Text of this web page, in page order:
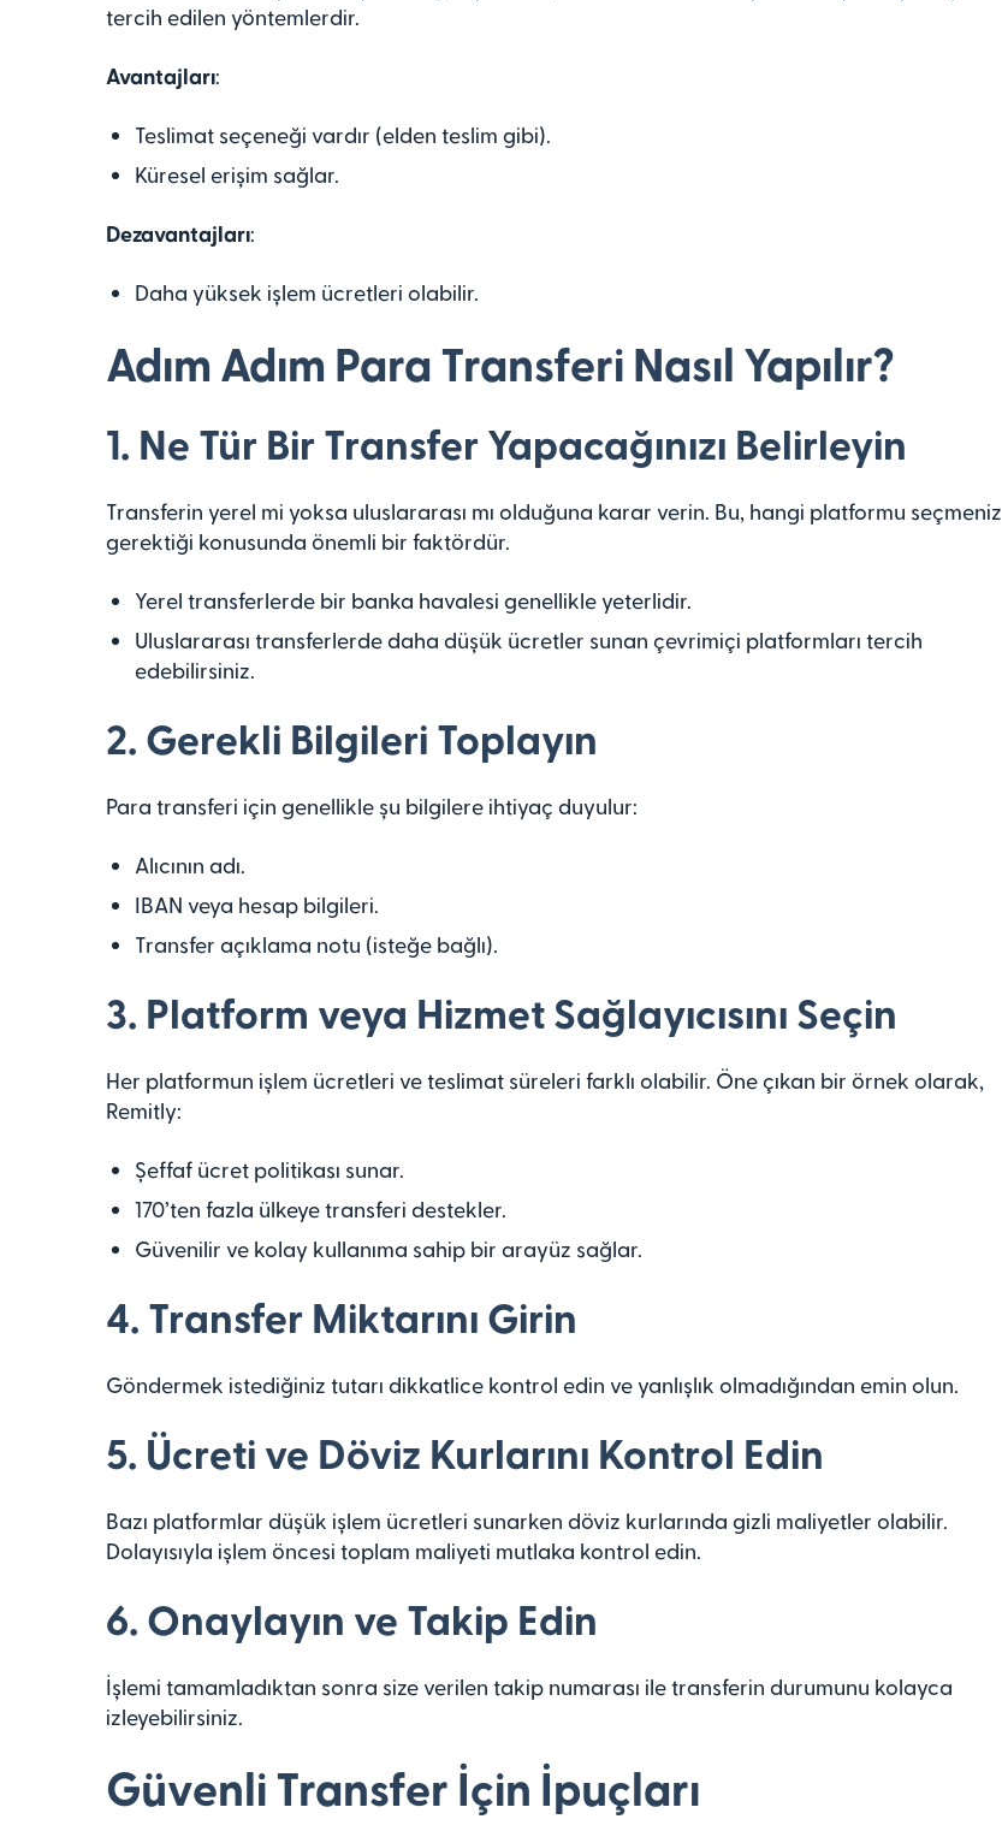
tercih edilen yöntemlerdir.
Avantajları:
Teslimat seçeneği vardır (elden teslim gibi).
Küresel erişim sağlar.
Dezavantajları:
Daha yüksek işlem ücretleri olabilir.
Adım Adım Para Transferi Nasıl Yapılır?
1. Ne Tür Bir Transfer Yapacağınızı Belirleyin
Transferin yerel mi yoksa uluslararası mı olduğuna karar verin. Bu, hangi platformu seçmeniz
gerektiği konusunda önemli bir faktördür.
Yerel transferlerde bir banka havalesi genellikle yeterlidir.
Uluslararası transferlerde daha düşük ücretler sunan çevrimiçi platformları tercih
edebilirsiniz.
2. Gerekli Bilgileri Toplayın
Para transferi için genellikle şu bilgilere ihtiyaç duyulur:
Alıcının adı.
IBAN veya hesap bilgileri.
Transfer açıklama notu (isteğe bağlı).
3. Platform veya Hizmet Sağlayıcısını Seçin
Her platformun işlem ücretleri ve teslimat süreleri farklı olabilir. Öne çıkan bir örnek olarak,
Remitly:
Şeffaf ücret politikası sunar.
170’ten fazla ülkeye transferi destekler.
Güvenilir ve kolay kullanıma sahip bir arayüz sağlar.
4. Transfer Miktarını Girin
Göndermek istediğiniz tutarı dikkatlice kontrol edin ve yanlışlık olmadığından emin olun.
5. Ücreti ve Döviz Kurlarını Kontrol Edin
Bazı platformlar düşük işlem ücretleri sunarken döviz kurlarında gizli maliyetler olabilir.
Dolayısıyla işlem öncesi toplam maliyeti mutlaka kontrol edin.
6. Onaylayın ve Takip Edin
İşlemi tamamladıktan sonra size verilen takip numarası ile transferin durumunu kolayca
izleyebilirsiniz.
Güvenli Transfer İçin İpuçları